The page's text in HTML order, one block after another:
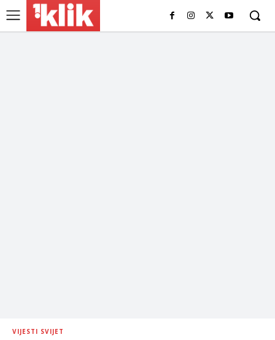
VIJESTI SVIJET